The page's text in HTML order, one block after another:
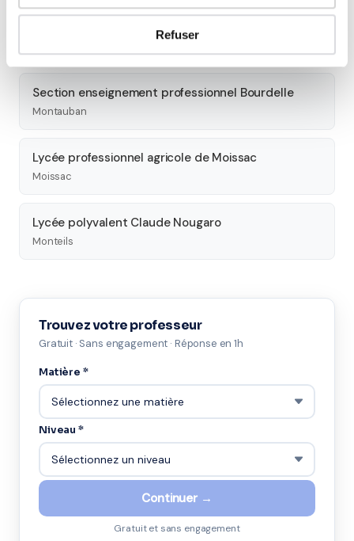
Refuser
Lycée général et technologique privé Pierre Marie
Section enseignement professionnel Bourdelle
Montauban
Lycée professionnel agricole de Moissac
Moissac
Lycée polyvalent Claude Nougaro
Monteils
Trouvez votre professeur
Gratuit · Sans engagement · Réponse en 1h
Matière *
Niveau *
Continuer →
Gratuit et sans engagement